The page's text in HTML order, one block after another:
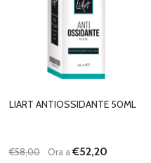
LIART ANTIOSSIDANTE 50ML
€58,00 Ora a€52,20